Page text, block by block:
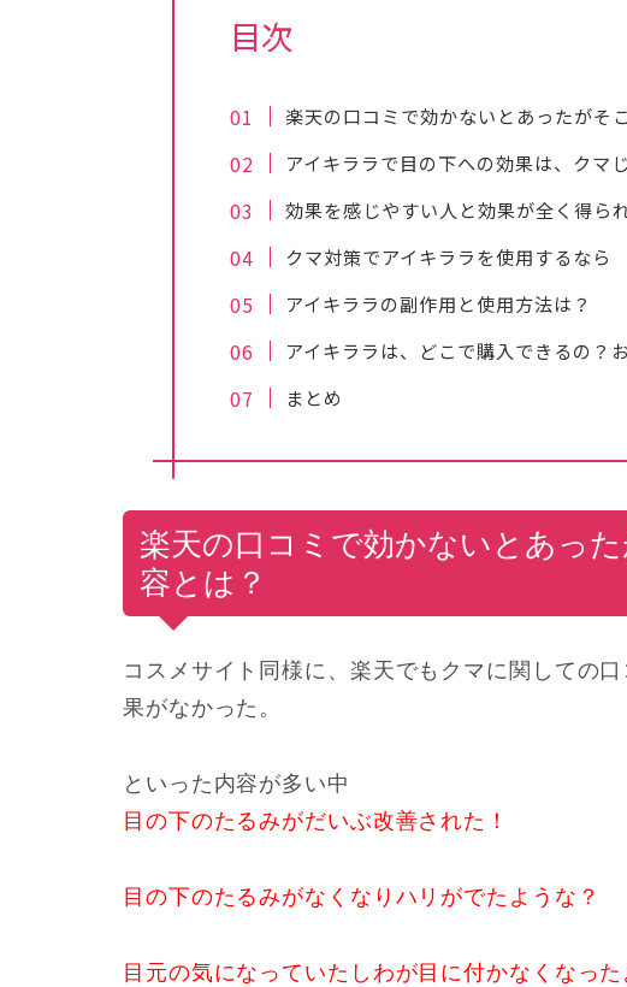
目次
楽天の口コミで効かないとあったがそ
アイキララで目の下への効果は、クマ
効果を感じやすい人と効果が全く得ら
クマ対策でアイキララを使用するなら
アイキララの副作用と使用方法は？
アイキララは、どこで購入できるの？
まとめ
楽天の口コミで効かないとあっ
容とは？
コスメサイト同様に、楽天でもクマに関しての
果がなかった。
といった内容が多い中
目の下のたるみがだいぶ改善された！
目の下のたるみがなくなりハリがでたような？
目元の気になっていたしわが目に付かなくなった